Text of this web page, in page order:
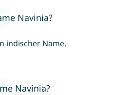
Navinia?
indischer Name.
Navinia?